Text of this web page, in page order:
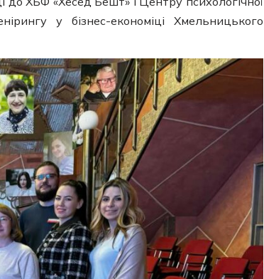
у бізнес-економіці Хмельницького